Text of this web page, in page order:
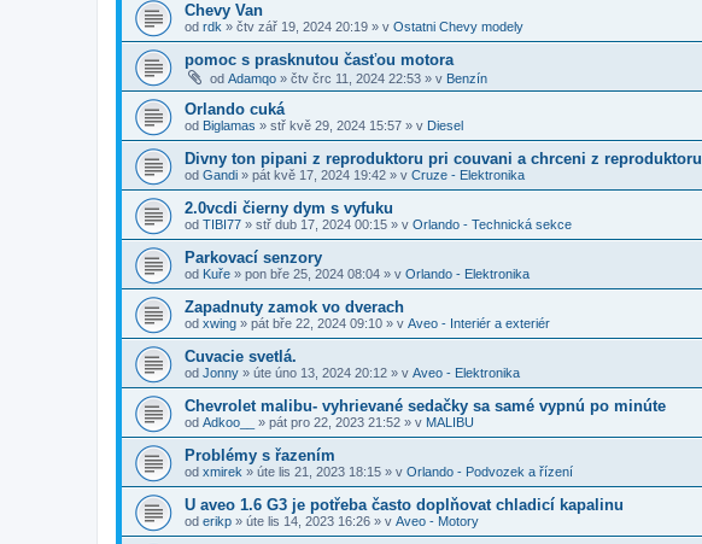
Chevy Van
od rdk » čtv zář 19, 2024 20:19 » v Ostatni Chevy modely
pomoc s prasknutou časťou motora
od Adamqo » čtv črc 11, 2024 22:53 » v Benzín
Orlando cuká
od Biglamas » stř kvě 29, 2024 15:57 » v Diesel
Divny ton pipani z reproduktoru pri couvani a chrceni z reproduktoru
od Gandi » pát kvě 17, 2024 19:42 » v Cruze - Elektronika
2.0vcdi čierny dym s vyfuku
od TIBI77 » stř dub 17, 2024 00:15 » v Orlando - Technická sekce
Parkovací senzory
od Kuře » pon bře 25, 2024 08:04 » v Orlando - Elektronika
Zapadnuty zamok vo dverach
od xwing » pát bře 22, 2024 09:10 » v Aveo - Interiér a exteriér
Cuvacie svetlá.
od Jonny » úte úno 13, 2024 20:12 » v Aveo - Elektronika
Chevrolet malibu- vyhrievané sedačky sa samé vypnú po minúte
od Adkoo__ » pát pro 22, 2023 21:52 » v MALIBU
Problémy s řazením
od xmirek » úte lis 21, 2023 18:15 » v Orlando - Podvozek a řízení
U aveo 1.6 G3 je potřeba často doplňovat chladicí kapalinu
od erikp » úte lis 14, 2023 16:26 » v Aveo - Motory